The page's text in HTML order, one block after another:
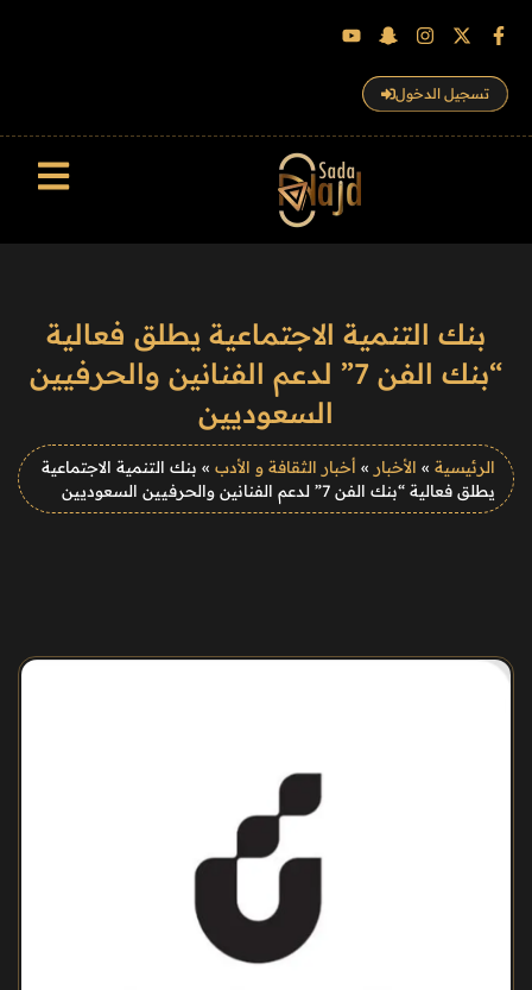
تسجيل الدخول
بنك التنمية الاجتماعية يطلق فعالية
“بنك الفن 7” لدعم الفنانين والحرفيين
السعوديين
الرئيسية » الأخبار » أخبار الثقافة و الأدب » بنك التنمية الاجتماعية
يطلق فعالية “بنك الفن 7” لدعم الفنانين والحرفيين السعوديين